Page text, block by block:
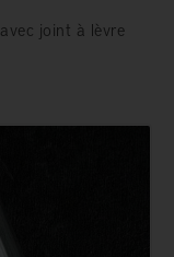
joint à lèvre